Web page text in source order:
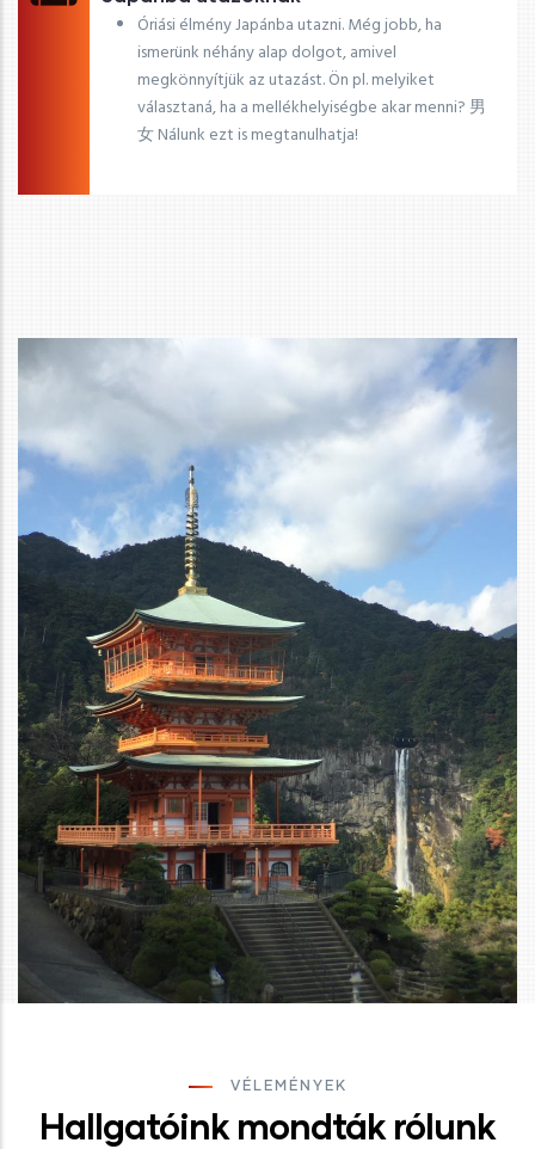
Óriási élmény Japánba utazni. Még jobb, ha
ismerünk néhány alap dolgot, amivel
megkönnyítjük az utazást. Ön pl. melyiket
választaná, ha a mellékhelyiségbe akar menni? 男
女 Nálunk ezt is megtanulhatja!
VÉLEMÉNYEK
Hallgatóink mondták rólunk